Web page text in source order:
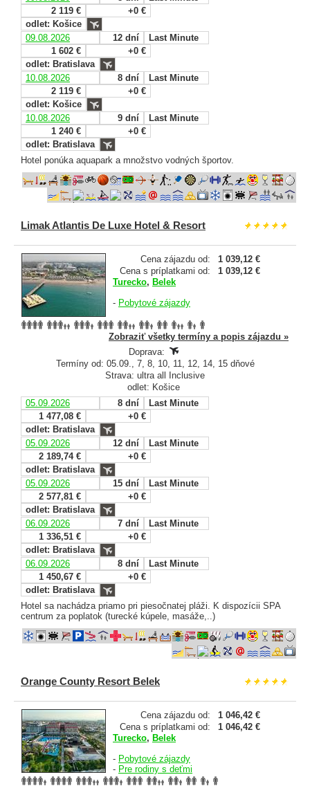
2 119 €
+0 €
odlet: Košice
09.08.2026
12 dní
Last Minute
1 602 €
+0 €
odlet: Bratislava
10.08.2026
8 dní
Last Minute
2 119 €
+0 €
odlet: Košice
10.08.2026
9 dní
Last Minute
1 240 €
+0 €
odlet: Bratislava
Hotel ponúka aquapark a množstvo vodných športov.
Limak Atlantis De Luxe Hotel & Resort
Cena zájazdu od:
1 039,12 €
Cena s príplatkami od:
1 039,12 €
Turecko, Belek
- Pobytové zájazdy
Zobraziť všetky termíny a popis zájazdu »
Doprava:
Termíny od: 05.09., 7, 8, 10, 11, 12, 14, 15 dňové
Strava: ultra all Inclusive
odlet: Košice
05.09.2026
8 dní
Last Minute
1 477,08 €
+0 €
odlet: Bratislava
05.09.2026
12 dní
Last Minute
2 189,74 €
+0 €
odlet: Bratislava
05.09.2026
15 dní
Last Minute
2 577,81 €
+0 €
odlet: Bratislava
06.09.2026
7 dní
Last Minute
1 336,51 €
+0 €
odlet: Bratislava
06.09.2026
8 dní
Last Minute
1 450,67 €
+0 €
odlet: Bratislava
Hotel sa nachádza priamo pri piesočnatej pláži. K dispozícii SPA
centrum za poplatok (turecké kúpele, masáže,..)
Orange County Resort Belek
Cena zájazdu od:
1 046,42 €
Cena s príplatkami od:
1 046,42 €
Turecko, Belek
- Pobytové zájazdy
- Pre rodiny s deťmi